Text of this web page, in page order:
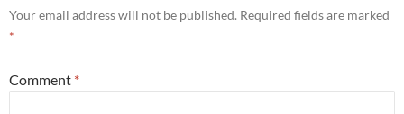
Your email address will not be published. Required fields are marked
*
Comment *